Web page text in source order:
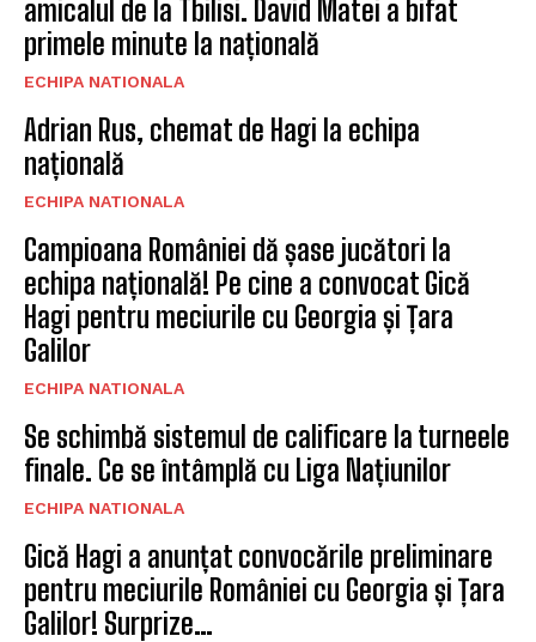
amicalul de la Tbilisi. David Matei a bifat
primele minute la națională
ECHIPA NATIONALA
Adrian Rus, chemat de Hagi la echipa
națională
ECHIPA NATIONALA
Campioana României dă șase jucători la
echipa națională! Pe cine a convocat Gică
Hagi pentru meciurile cu Georgia și Țara
Galilor
ECHIPA NATIONALA
Se schimbă sistemul de calificare la turneele
finale. Ce se întâmplă cu Liga Națiunilor
ECHIPA NATIONALA
Gică Hagi a anunțat convocările preliminare
pentru meciurile României cu Georgia și Țara
Galilor! Surprize…